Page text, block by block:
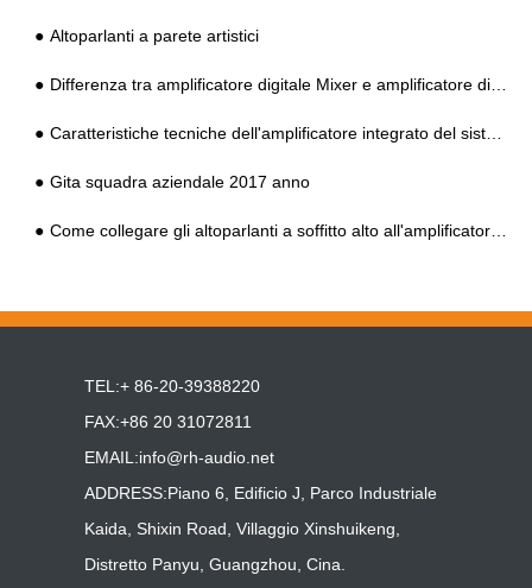
Altoparlanti a parete artistici
Differenza tra amplificatore digitale Mixer e amplificatore di indirizzo pubblico digitale
Caratteristiche tecniche dell'amplificatore integrato del sistema HIFI PA
Gita squadra aziendale 2017 anno
Come collegare gli altoparlanti a soffitto alto all'amplificatore integrato del sistema PA?
TEL:+ 86-20-39388220
FAX:+86 20 31072811
EMAIL:info@rh-audio.net
ADDRESS:Piano 6, Edificio J, Parco Industriale
Kaida, Shixin Road, Villaggio Xinshuikeng,
Distretto Panyu, Guangzhou, Cina.